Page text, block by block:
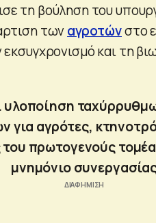
τη βούληση του
των αγροτώνστο
και τη
υλοποίηση
για αγρότες,
πρωτογενούς
μνημόνιο